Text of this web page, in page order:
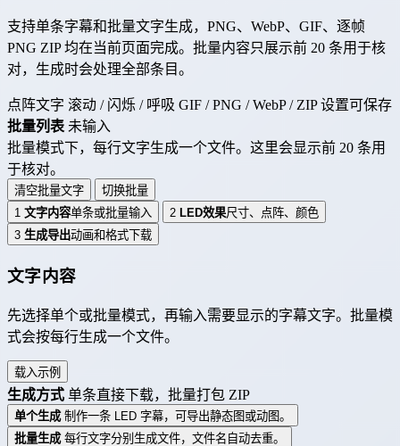
支持单条字幕和批量文字生成，PNG、WebP、GIF、逐帧
PNG ZIP 均在当前页面完成。批量内容只展示前 20 条用于核
对，生成时会处理全部条目。
点阵文字 滚动 / 闪烁 / 呼吸 GIF / PNG / WebP / ZIP 设置可保存
批量列表 未输入
批量模式下，每行文字生成一个文件。这里会显示前 20 条用
于核对。
清空批量文字
切换批量
1 文字内容单条或批量输入 2 LED效果尺寸、点阵、颜色
3 生成导出动画和格式下载
文字内容
先选择单个或批量模式，再输入需要显示的字幕文字。批量模
式会按每行生成一个文件。
载入示例
生成方式 单条直接下载，批量打包 ZIP
单个生成 制作一条 LED 字幕，可导出静态图或动图。
批量生成 每行文字分别生成文件，文件名自动去重。